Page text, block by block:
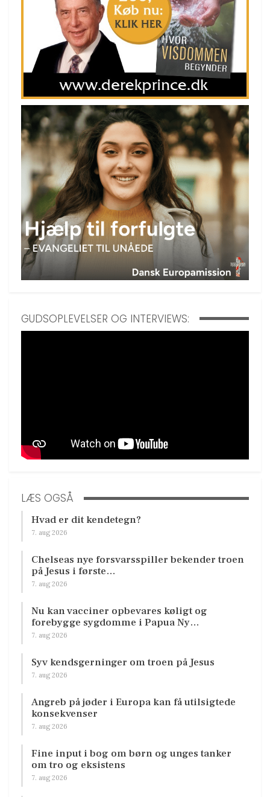
GUDSOPLEVELSER OG INTERVIEWS:
LÆS OGSÅ
Hvad er dit kendetegn?
7. aug 2026
Chelseas nye forsvarsspiller bekender troen
på Jesus i første…
7. aug 2026
Nu kan vacciner opbevares køligt og
forebygge sygdomme i Papua Ny…
7. aug 2026
Syv kendsgerninger om troen på Jesus
7. aug 2026
Angreb på jøder i Europa kan få utilsigtede
konsekvenser
7. aug 2026
Fine input i bog om børn og unges tanker
om tro og eksistens
7. aug 2026